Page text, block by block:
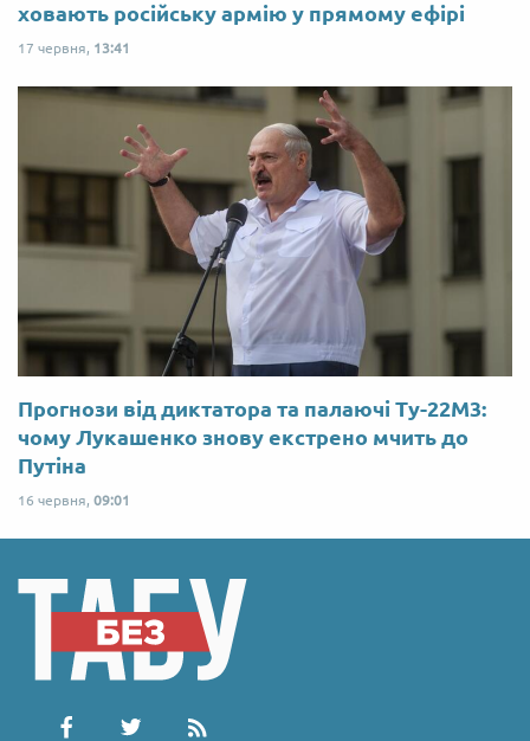
ховають російську армію у прямому ефірі
17 червня, 13:41
Прогнози від диктатора та палаючі Ту-22М3:
чому Лукашенко знову екстрено мчить до
Путіна
16 червня, 09:01